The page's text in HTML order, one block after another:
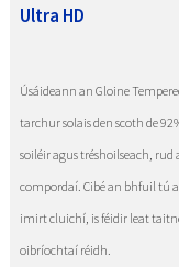
Ultra HD
Úsáideann an Gloine
tarchur solais den scoth de
soiléir agus tréshoilseach,
compordaí. Cibé an bhfuil tú
imirt cluichí, is féidir leat
oibríochtaí réidh.